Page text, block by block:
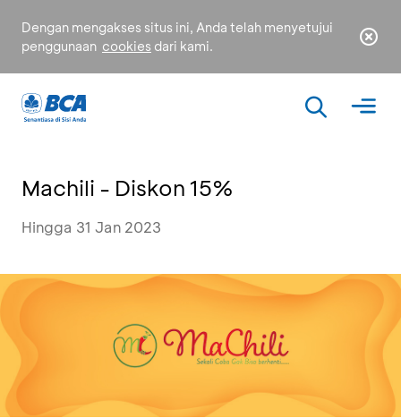
Dengan mengakses situs ini, Anda telah menyetujui
penggunaan cookies dari kami.
Machili - Diskon 15%
Hingga 31 Jan 2023